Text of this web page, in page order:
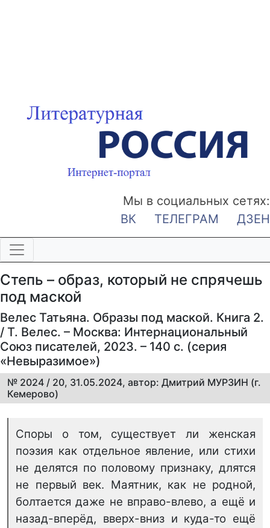
Мы в социальных сетях:
ВК
ТЕЛЕГРАМ ДЗЕН
Степь – образ, который не спрячешь
под маской
Велес Татьяна. Образы под маской. Книга 2.
/ Т. Велес. – Москва: Интернациональный
Союз писателей, 2023. – 140 с. (серия
«Невыразимое»)
№ 2024 / 20, 31.05.2024, автор: Дмитрий МУРЗИН (г.
Кемерово)
Споры о том, существует ли женская
поэзия как отдельное явление, или стихи
не делятся по половому признаку, длятся
не первый век. Маятник, как не родной,
болтается даже не вправо-влево, а ещё и
назад-вперёд, вверх-вниз и куда-то ещё